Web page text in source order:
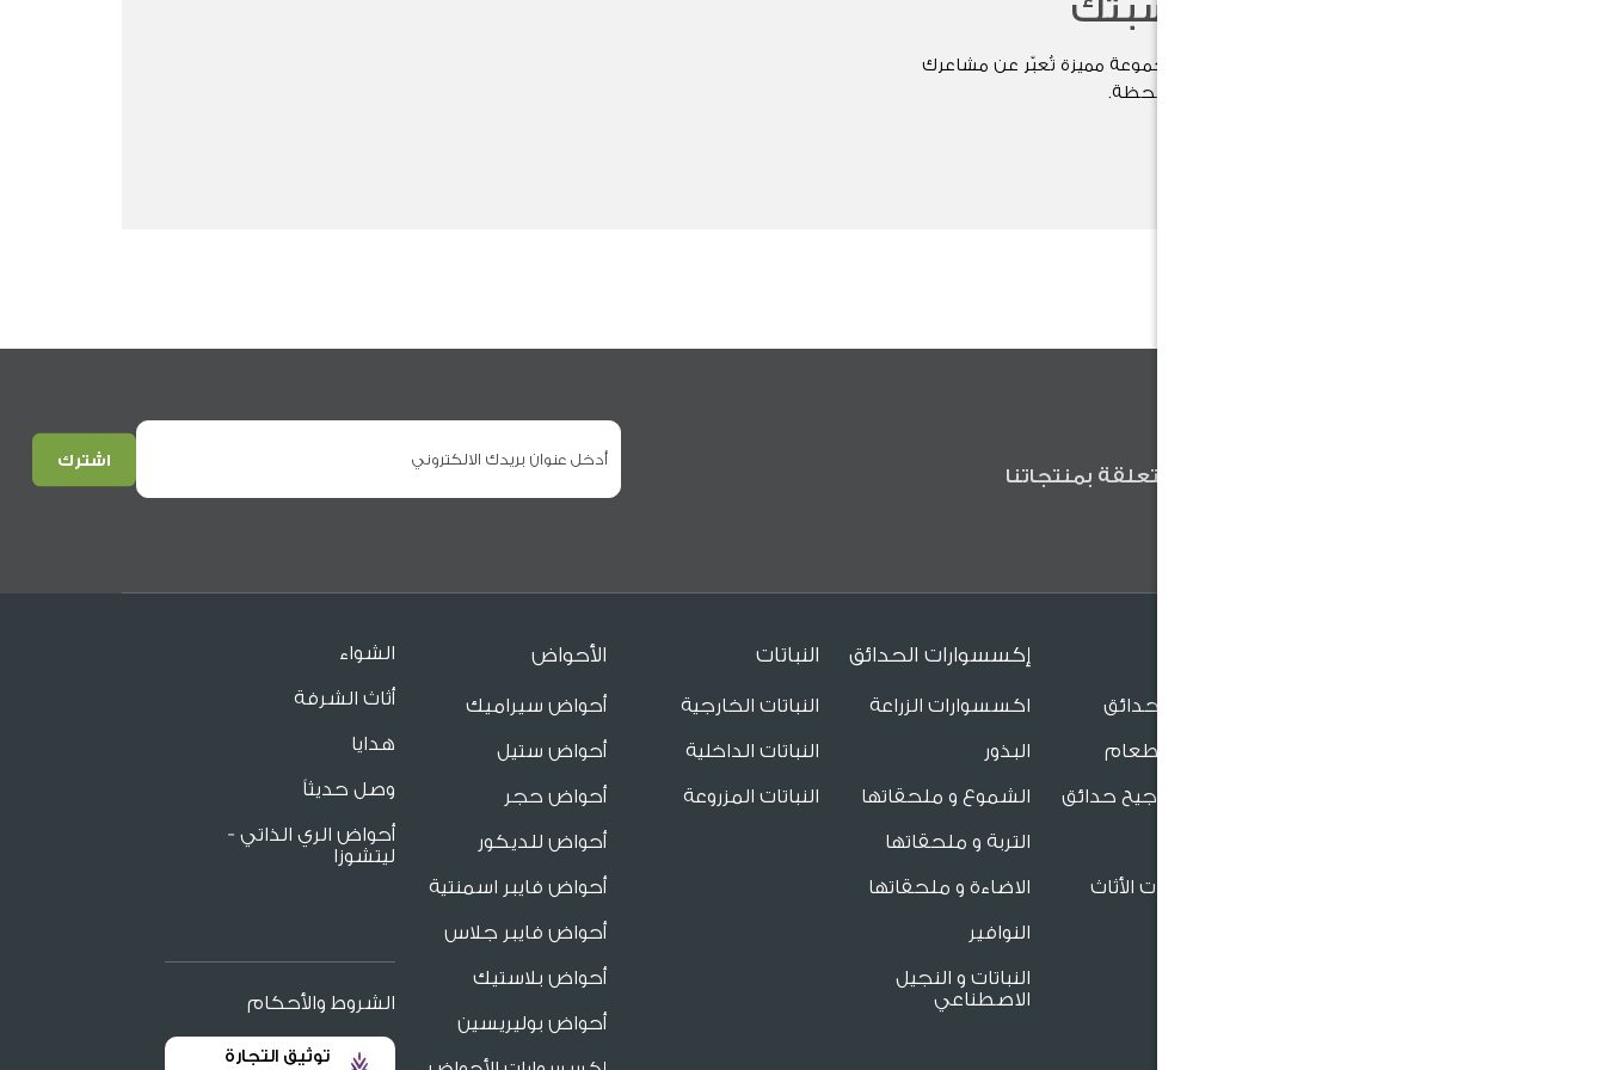
اختر هدية مناسبتك
اختر هدية مناسبتك الآن بين مجموعة مميزة تُعبّر عن مشاعرك
وتُضفي لمسة خاصة على كل لحظة.
كن أول من يعلم عن آخر الأخبار المتعلقة بمنتجاتنا
جلسات الحدائق
جلسات الطعام
بنش و مراجيح حدائق
إكسسوارات الأثاث
إكسسوارات الحدائق
اكسسوارات الزراعة
البذور
الشموع و ملحقاتها
التربة و ملحقاتها
الاضاءة و ملحقاتها
النوافير
النباتات و النجيل
الاصطناعي
النباتات
النباتات الخارجية
النباتات الداخلية
النباتات المزروعة
الأحواض
أحواض سيراميك
أحواض ستيل
أحواض حجر
أحواض للديكور
أحواض فايبر اسمنتية
أحواض فايبر جلاس
أحواض بلاستيك
أحواض بوليريسين
الشواء
أثاث الشرفة
هدايا
وصل حديثاً
أحواض الري الذاتي -
ليتشوزا
الشروط والأحكام
توثيق التجارة